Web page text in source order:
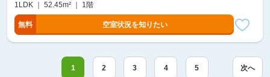
1LDK ｜ 52.45m² ｜ 1階
無料 空室状況を知りたい
1 2 3 4 5 次へ